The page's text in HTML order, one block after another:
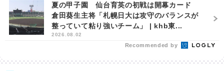
夏の甲子園 仙台育英の初戦は開幕カード
倉田葵生主将「札幌日大は攻守のバランスが
整っていて粘り強いチーム」 | khb東...
2026.08.02
Recommended by